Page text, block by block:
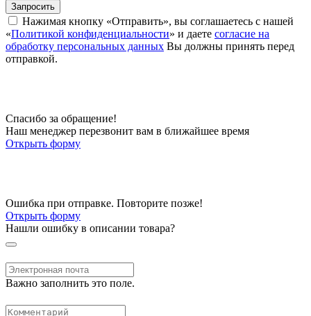
Запросить
Нажимая кнопку «Отправить», вы соглашаетесь с нашей
«Политикой конфиденциальности» и даете согласие на
обработку персональных данных Вы должны принять перед
отправкой.
Спасибо за обращение!
Наш менеджер перезвонит вам в ближайшее время
Открыть форму
Ошибка при отправке. Повторите позже!
Открыть форму
Нашли ошибку в описании товара?
Важно заполнить это поле.